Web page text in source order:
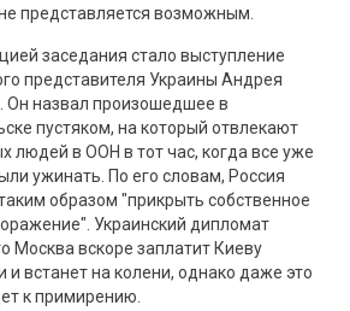
представляется возможным.
заседания стало выступление
представителя Украины Андрея
Он назвал произошедшее в
пустяком, на который отвлекают
людей в ООН в тот час, когда все уже
ужинать. По его словам, Россия
образом "прикрыть собственное
Украинский дипломат
Москва вскоре заплатит Киеву
и встанет на колени, однако даже это
к примирению.